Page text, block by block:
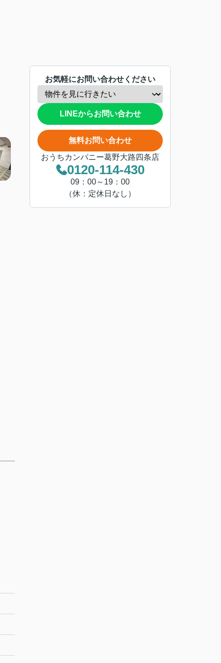
お気軽にお問い合わせください
LINEからお問い合わせ
無料お問い合わせ
おうちカンパニー葛野大路四条店
0120-114-430
09：00～19：00
（休：定休日なし）